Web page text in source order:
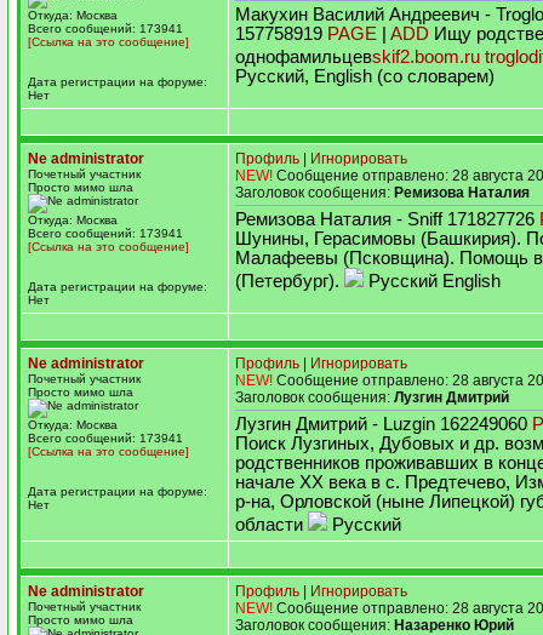
Откуда: Москва
Всего сообщений: 173941
[Ссылка на это сообщение]
Дата регистрации на форуме:
Нет
Макухин Василий Андреевич -
157758919 PAGE ADD Ищу
однофамильцевskif2.boom.ru
Русский, English (со словарем)
Ne administrator
Почетный участник
Просто мимо шла
Откуда: Москва
Всего сообщений: 173941
[Ссылка на это сообщение]
Дата регистрации на форуме:
Нет
Профиль
Игнорировать
NEW! Сообщение отправлено: 28 августа
Заголовок сообщения: Ремизова Наталия
Ремизова Наталия - Sniff 171827726
Шунины, Герасимовы (Башкирия).
Малафеевы (Псковщина). Помощь
(Петербург).
Русский English
Ne administrator
Почетный участник
Просто мимо шла
Откуда: Москва
Всего сообщений: 173941
[Ссылка на это сообщение]
Дата регистрации на форуме:
Нет
Профиль
Игнорировать
NEW! Сообщение отправлено: 28 августа
Заголовок сообщения: Лузгин Дмитрий
Лузгин Дмитрий - Luzgin 162249060
Поиск Лузгиных, Дубовых и др.
родственников проживавших в
начале XX века в с. Предтечево,
р-на, Орловской (ныне Липецкой)
области
Русский
Ne administrator
Почетный участник
Просто мимо шла
Профиль
Игнорировать
NEW! Сообщение отправлено: 28 августа
Заголовок сообщения: Назаренко Юрий